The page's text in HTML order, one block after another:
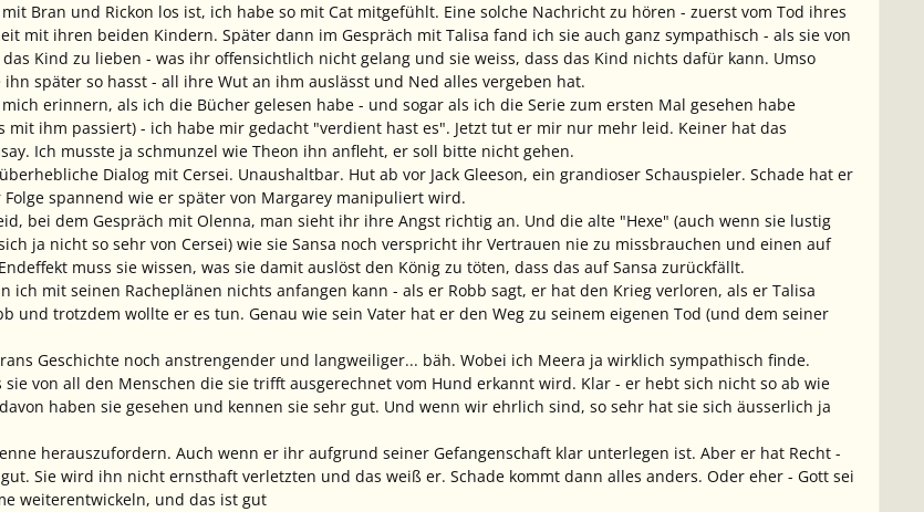
Bran und Rickon los ist, ich habe so mit Cat mitgefühlt. Eine solche Nachricht zu hören - zuerst vom Tod ihres
mit ihren beiden Kindern. Später dann im Gespräch mit Talisa fand ich sie auch ganz sympathisch - als sie von
Kind zu lieben - was ihr offensichtlich nicht gelang und sie weiss, dass das Kind nichts dafür kann. Umso
später so hasst - all ihre Wut an ihm auslässt und Ned alles vergeben hat.
erinnern, als ich die Bücher gelesen habe - und sogar als ich die Serie zum ersten Mal gesehen habe
mit ihm passiert) - ich habe mir gedacht "verdient hast es". Jetzt tut er mir nur mehr leid. Keiner hat das
Ich musste ja schmunzel wie Theon ihn anfleht, er soll bitte nicht gehen.
Dialog mit Cersei. Unaushaltbar. Hut ab vor Jack Gleeson, ein grandioser Schauspieler. Schade hat er
spannend wie er später von Margarey manipuliert wird.
bei dem Gespräch mit Olenna, man sieht ihr ihre Angst richtig an. Und die alte "Hexe" (auch wenn sie lustig
ja nicht so sehr von Cersei) wie sie Sansa noch verspricht ihr Vertrauen nie zu missbrauchen und einen auf
muss sie wissen, was sie damit auslöst den König zu töten, dass das auf Sansa zurückfällt.
ich mit seinen Racheplänen nichts anfangen kann - als er Robb sagt, er hat den Krieg verloren, als er Talisa
und trotzdem wollte er es tun. Genau wie sein Vater hat er den Weg zu seinem eigenen Tod (und dem seiner
Geschichte noch anstrengender und langweiliger... bäh. Wobei ich Meera ja wirklich sympathisch finde.
von all den Menschen die sie trifft ausgerechnet vom Hund erkannt wird. Klar - er hebt sich nicht so ab wie
haben sie gesehen und kennen sie sehr gut. Und wenn wir ehrlich sind, so sehr hat sie sich äusserlich ja
herauszufordern. Auch wenn er ihr aufgrund seiner Gefangenschaft klar unterlegen ist. Aber er hat Recht -
Sie wird ihn nicht ernsthaft verletzten und das weiß er. Schade kommt dann alles anders. Oder eher - Gott sei
weiterentwickeln, und das ist gut